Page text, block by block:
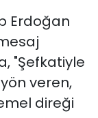
Erdoğan
"Şefkatiyle
veren,
direği